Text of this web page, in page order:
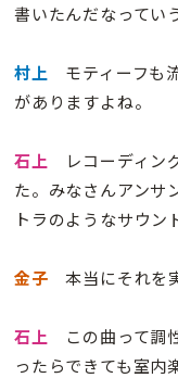
書いたんだなってい
村上 モティーフも
がありますよね。
石上
レコーディン
た。みなさんアンサ
トラのようなサウン
金子本当にそれを
石上
この曲って調
ったらできても室内